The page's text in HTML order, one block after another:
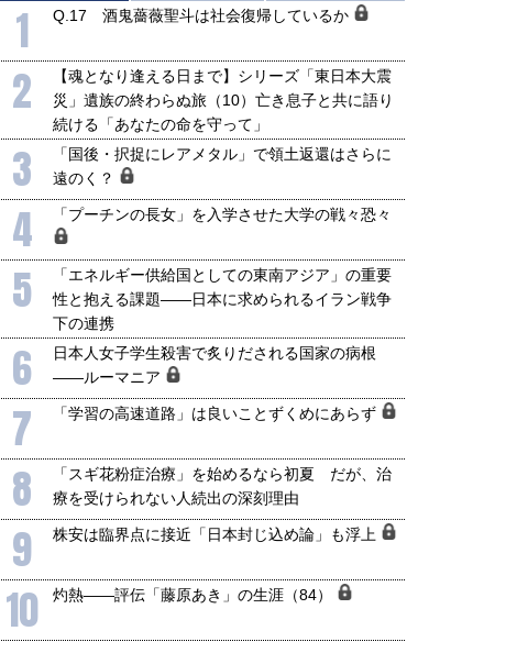
1 Q.17 酒鬼薔薇聖斗は社会復帰しているか
2
【魂となり逢える日まで】シリーズ「東日本大震
災」遺族の終わらぬ旅（10）亡き息子と共に語り
続ける「あなたの命を守って」
3
「国後・択捉にレアメタル」で領土返還はさらに
遠のく？
4 「プーチンの長女」を入学させた大学の戦々恐々
5
「エネルギー供給国としての東南アジア」の重要
性と抱える課題――日本に求められるイラン戦争
下の連携
6
日本人女子学生殺害で炙りだされる国家の病根
――ルーマニア
7 「学習の高速道路」は良いことずくめにあらず
8
「スギ花粉症治療」を始めるなら初夏 だが、治
療を受けられない人続出の深刻理由
9 株安は臨界点に接近「日本封じ込め論」も浮上
10 灼熱――評伝「藤原あき」の生涯（84）